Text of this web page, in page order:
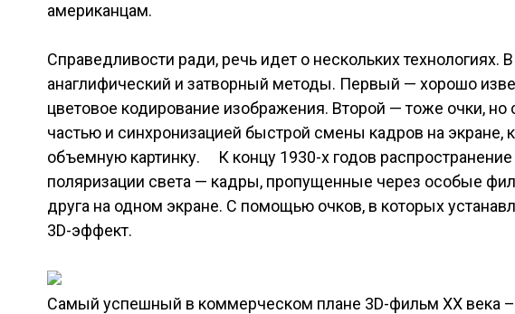
американцам.
Справедливости ради, речь идет о нескольких технологиях.
анаглифический и затворный методы. Первый — хорошо
цветовое кодирование изображения. Второй — тоже очки, но
частью и синхронизацией быстрой смены кадров на экране,
объемную картинку. К концу 1930-х годов
поляризации света — кадры, пропущенные через особые
друга на одном экране. С помощью очков, в которых
3D-эффект.
Самый успешный в коммерческом плане 3D-фильм XX века